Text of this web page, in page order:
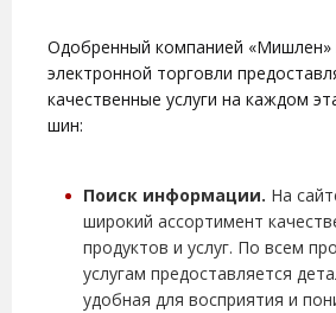
Одобренный компанией «Мишлен»
электронной торговли
качественные услуги на каждом
шин:
Поиск информации. На
широкий ассортимент
продуктов и услуг. По всем
услугам предоставляется
удобная для восприятия и